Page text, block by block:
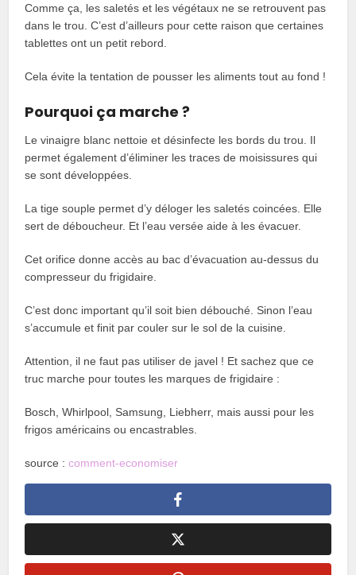
Comme ça, les saletés et les végétaux ne se retrouvent pas
dans le trou. C’est d’ailleurs pour cette raison que certaines
tablettes ont un petit rebord.
Cela évite la tentation de pousser les aliments tout au fond !
Pourquoi ça marche ?
Le vinaigre blanc nettoie et désinfecte les bords du trou. Il
permet également d’éliminer les traces de moisissures qui
se sont développées.
La tige souple permet d’y déloger les saletés coincées. Elle
sert de déboucheur. Et l’eau versée aide à les évacuer.
Cet orifice donne accès au bac d’évacuation au-dessus du
compresseur du frigidaire.
C’est donc important qu’il soit bien débouché. Sinon l’eau
s’accumule et finit par couler sur le sol de la cuisine.
Attention, il ne faut pas utiliser de javel ! Et sachez que ce
truc marche pour toutes les marques de frigidaire :
Bosch, Whirlpool, Samsung, Liebherr, mais aussi pour les
frigos américains ou encastrables.
source :comment-economiser